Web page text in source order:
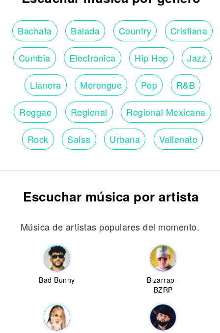
Bachata Balada Country Cristiana
Cumbia Electronica Hip Hop Jazz
Llanera Merengue Pop R&B
Reggae Regional Regional Mexicana
Rock Salsa Urbana Vallenato
Escuchar música por artista
Música de artistas populares del momento.
Bad Bunny
Bizarrap -
BZRP